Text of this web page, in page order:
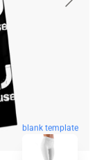
blank template